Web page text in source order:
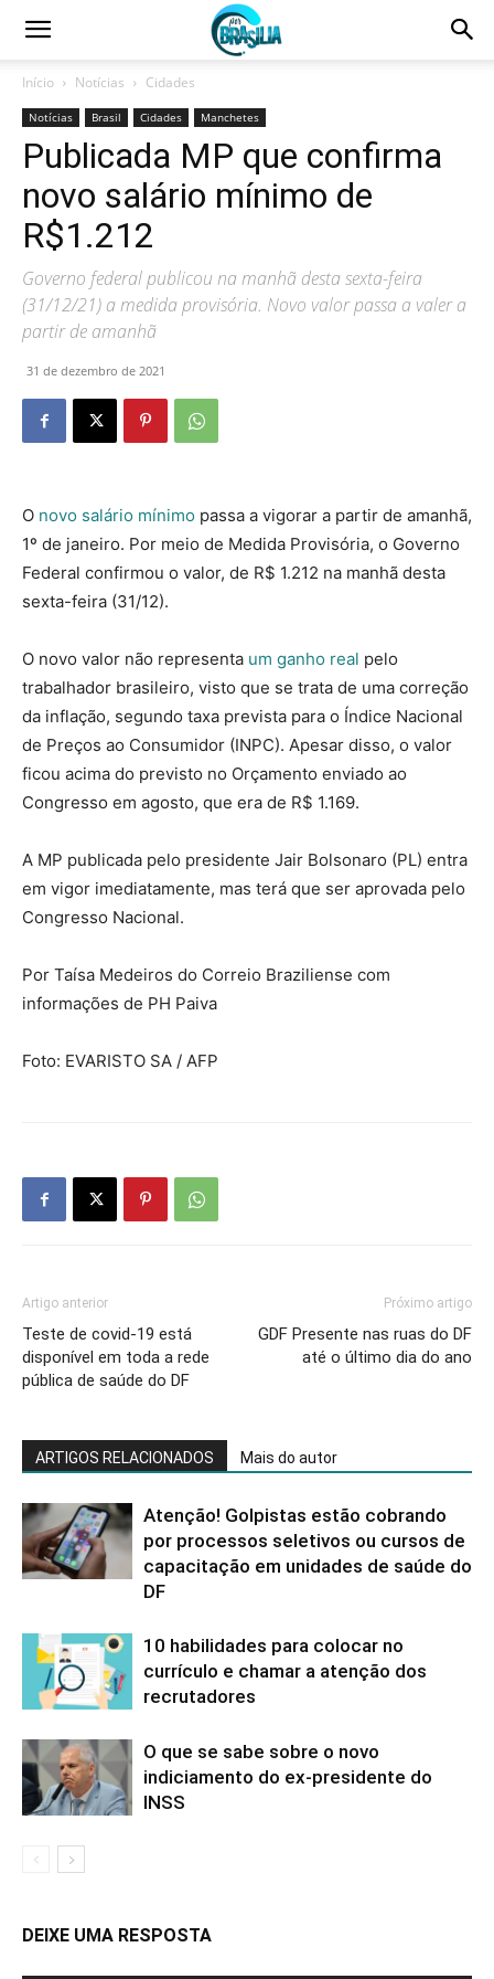
Início Notícias Cidades
Notícias Brasil Cidades Manchetes
Publicada MP que confirma
novo salário mínimo de
R$1.212
Governo federal publicou na manhã desta sexta-feira
(31/12/21) a medida provisória. Novo valor passa a valer a
partir de amanhã
31 de dezembro de 2021
O novo salário mínimo passa a vigorar a partir de amanhã,
1º de janeiro. Por meio de Medida Provisória, o Governo
Federal confirmou o valor, de R$ 1.212 na manhã desta
sexta-feira (31/12).
O novo valor não representa um ganho real pelo
trabalhador brasileiro, visto que se trata de uma correção
da inflação, segundo taxa prevista para o Índice Nacional
de Preços ao Consumidor (INPC). Apesar disso, o valor
ficou acima do previsto no Orçamento enviado ao
Congresso em agosto, que era de R$ 1.169.
A MP publicada pelo presidente Jair Bolsonaro (PL) entra
em vigor imediatamente, mas terá que ser aprovada pelo
Congresso Nacional.
Por Taísa Medeiros do Correio Braziliense com
informações de PH Paiva
Foto: EVARISTO SA / AFP
Artigo anterior
Teste de covid-19 está
disponível em toda a rede
pública de saúde do DF
Próximo artigo
GDF Presente nas ruas do DF
até o último dia do ano
ARTIGOS RELACIONADOS Mais do autor
Atenção! Golpistas estão cobrando
por processos seletivos ou cursos de
capacitação em unidades de saúde do
DF
10 habilidades para colocar no
currículo e chamar a atenção dos
recrutadores
O que se sabe sobre o novo
indiciamento do ex-presidente do
INSS
DEIXE UMA RESPOSTA